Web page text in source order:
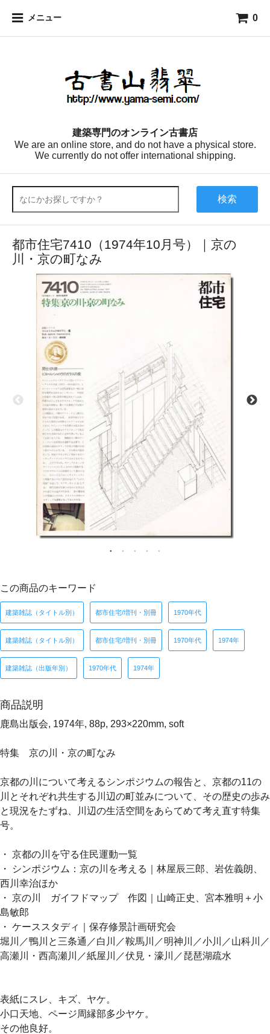
メニュー 0
建築専門のオンライン古書店
We are an online store, and do not have a physical store.
We currently do not offer international shipping.
検索
都市住宅7410（1974年10月号）｜京の
川・京の町なみ
この商品のキーワード
建築雑誌（タイトル別） 都市住宅/増刊・別冊 1970年代
建築雑誌（タイトル別） 都市住宅/増刊・別冊 1970年代 1974年
建築雑誌（出版年別） 1970年代 1974年
商品説明
鹿島出版会, 1974年, 88p, 293×220mm, soft
特集 京の川・京の町なみ
京都の川について考えるシンポジウムの報告と、京都の11の
川とそれぞれ共生する川辺の町並みについて、その歴史の歩み
と現況をたずね、川辺の生活空間をあらてめて考え直す特集
号。
・ 京都の川を守る住民運動一覧
・ シンポジウム：京の川を考える｜林屋辰三郎、岩佐義朗、
西川幸治ほか
・ 京の川 ガイフドマップ 作図｜山崎正史、宮本雅明＋小
島敏郎
・ ケーススタディ｜保存修景計画研究会
堀川／鴨川と三条通／白川／鞍馬川／明神川／小川／山科川／
高瀬川・西高瀬川／紙屋川／伏見・濠川／琵琶湖疏水
表紙にスレ、キズ、ヤケ。
小口天地、ページ周縁部多少ヤケ。
その他良好。